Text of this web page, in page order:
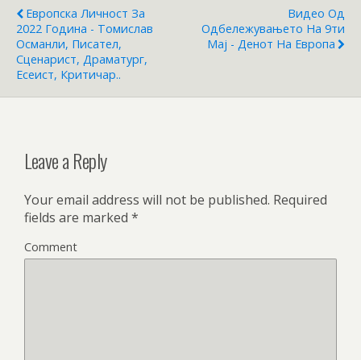
Европска Личност За
2022 Година - Томислав
Османли, Писател,
Сценарист, Драматург,
Есеист, Критичар..
Видео Од
Одбележувањето На 9ти
Мај - Денот На Европа
Leave a Reply
Your email address will not be published. Required
fields are marked *
Comment